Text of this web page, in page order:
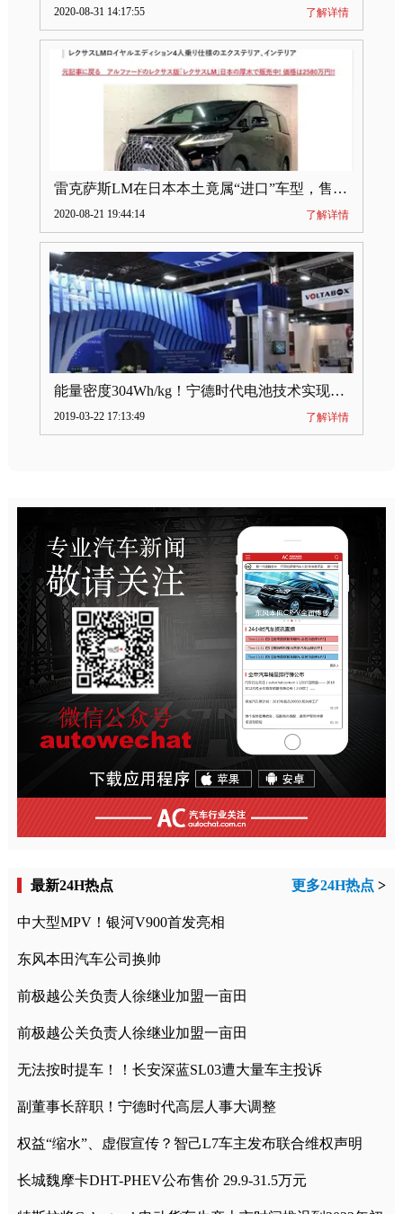
2020-08-31 14:17:55 了解详情
雷克萨斯LM在日本本土竟属“进口”车型，售价2580万日元
2020-08-21 19:44:14 了解详情
能量密度304Wh/kg！宁德时代电池技术实现突破
2019-03-22 17:13:49 了解详情
最新24H热点 更多24H热点 >
中大型MPV！银河V900首发亮相
东风本田汽车公司换帅
前极越公关负责人徐继业加盟一亩田
前极越公关负责人徐继业加盟一亩田
无法按时提车！！长安深蓝SL03遭大量车主投诉
副董事长辞职！宁德时代高层人事大调整
权益“缩水”、虚假宣传？智己L7车主发布联合维权声明
长城魏摩卡DHT-PHEV公布售价 29.9-31.5万元